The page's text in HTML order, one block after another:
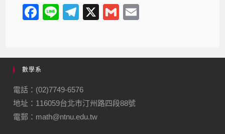
F
e
b
o
o
k
Li
T
gr
m
X
G
數學系
電話：(02)7749-6576
地址：116059台北市汀州路四段88號
電郵：math@ntnu.edu.tw